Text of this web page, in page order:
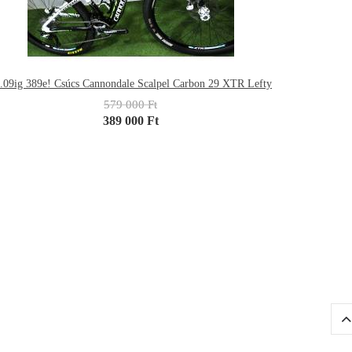
389e! Csúcs Cannondale Scalpel Carbon 29 XTR Lefty
579 000 Ft
389 000 Ft